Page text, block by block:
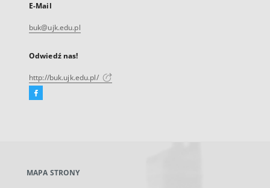
E-Mail
buk@ujk.edu.pl
Odwiedź nas!
http://buk.ujk.edu.pl/
Facebook
karcie
MAPA STRONY